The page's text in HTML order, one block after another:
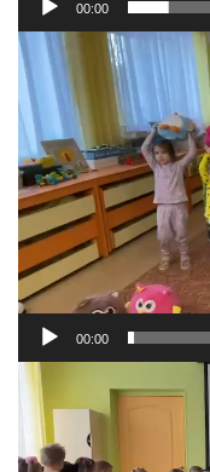
00:00
Video
atskaņotājs
00:00
Video
atskaņotājs